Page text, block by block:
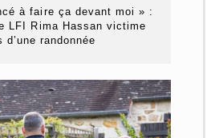
à faire ça devant moi » :
LFI Rima Hassan victime
d’une randonnée